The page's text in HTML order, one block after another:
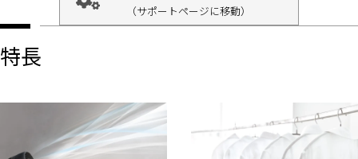
（サポートページに移動）
特長